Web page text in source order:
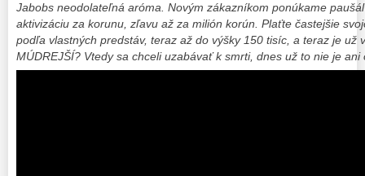
Jabobs neodolateľná aróma. Novým zákazníkom ponúkame
aktivizáciu za korunu, zľavu až za milión korún. Plaťte častejšie
podľa vlastných predstáv, teraz až do výšky 150 tisíc, a teraz je už
MÚDREJŠÍ? Vtedy sa chceli uzabávať k smrti, dnes už to nie je